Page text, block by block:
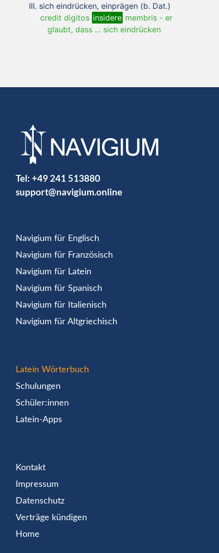
sich eindrücken, einprägen (b. Dat.)
credit digitos insidere membris - er
glaubt, dass ... sich eindrücken
Tel: +49 241 513880
support@navigium.online
Navigium für Englisch
Navigium für Französisch
Navigium für Latein
Navigium für Spanisch
Navigium für Italienisch
Navigium für Altgriechisch
Latein Wörterbuch
Schulungen
Schüler:innen
Latein-Apps
Kontakt
Impressum
Datenschutz
Verträge kündigen
Home